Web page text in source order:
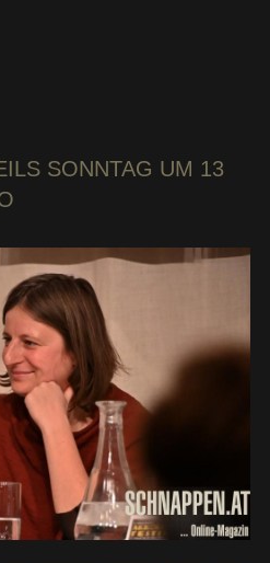
SONNTAG UM 13